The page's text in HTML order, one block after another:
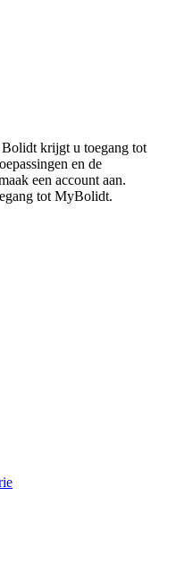
krijgt u toegang tot
en de
een account aan.
tot MyBolidt.